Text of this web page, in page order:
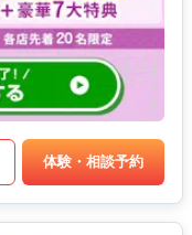
体験・相談予約